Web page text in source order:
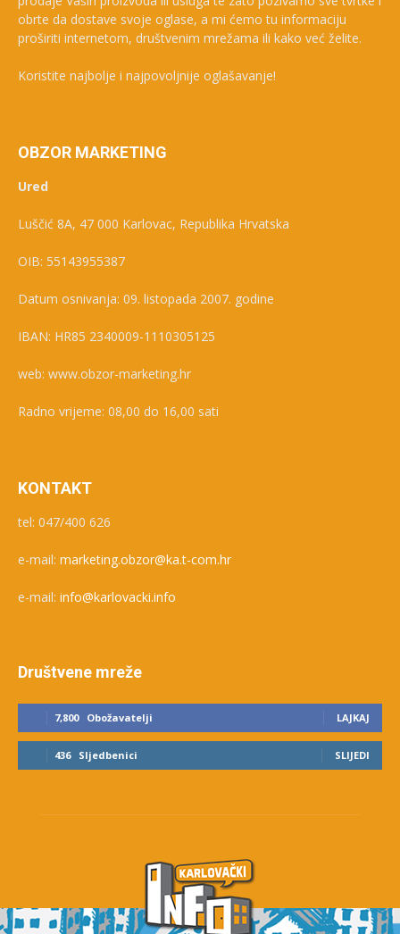
obrte da dostave svoje oglase, a mi ćemo tu informaciju
proširiti internetom, društvenim mrežama ili kako već želite.
Koristite najbolje i najpovoljnije oglašavanje!
OBZOR MARKETING
Ured
Luščić 8A, 47 000 Karlovac, Republika Hrvatska
OIB: 55143955387
Datum osnivanja: 09. listopada 2007. godine
IBAN: HR85 2340009-1110305125
web: www.obzor-marketing.hr
Radno vrijeme: 08,00 do 16,00 sati
KONTAKT
tel: 047/400 626
e-mail: marketing.obzor@ka.t-com.hr
e-mail: info@karlovacki.info
Društvene mreže
7,800 Obožavatelji LAJKAJ
436 Sljedbenici SLIJEDI